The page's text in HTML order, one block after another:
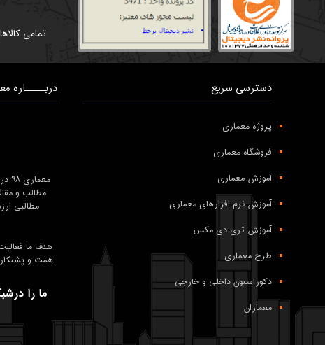
تمامی
دسترسی سریع
پروژه معماری
فروشگاه معماری
آموزش معماری
آموزش نرم افزارهای معماری
آموزش تری دی مکس
طرح معماری
دکوراسیون داخلی و خارجی
معماران
دربـــــاره
معماری ۹۸ درعرصه
مطالب و
مطالبی
همت و پشتکار تیم معماری 98 و همراهی شما عزیزان
ما را